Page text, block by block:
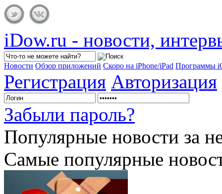
iDow.ru - новости,
Новости Обзор приложений Скоро на iPhone/iPad Программы
Регистрация Авторизация
Забыли пароль?
Популярные новости за
Самые популярные